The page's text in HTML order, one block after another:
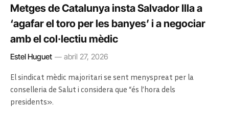
Metges de Catalunya insta Salvador Illa a
‘agafar el toro per les banyes’ i a negociar
amb el col·lectiu mèdic
Estel Huguet abril 27, 2026
El sindicat mèdic majoritari se sent menyspreat per la
conselleria de Salut i considera que “és l’hora dels
presidents».